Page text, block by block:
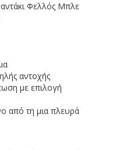
Φελλός Μπλε
αντοχής
με επιλογή
από τη μια πλευρά